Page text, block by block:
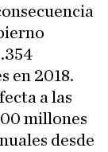
en 2018.
a las
millones
desde